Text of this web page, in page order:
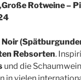
Rotweine –
Rebsorten.
und die